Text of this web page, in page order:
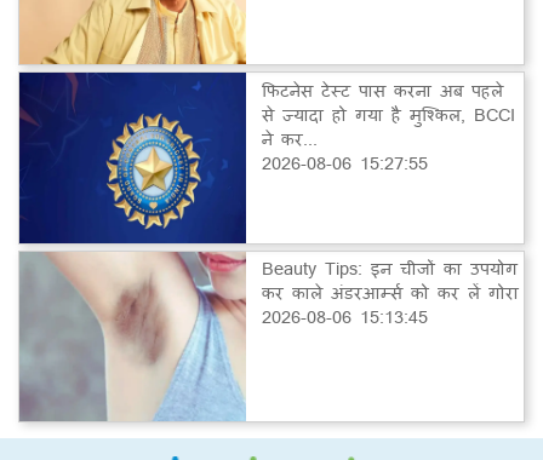
फिटनेस टेस्ट पास करना अब पहले
से ज्यादा हो गया है मुश्किल, BCCI
ने कर...
2026-08-06 15:27:55
Beauty Tips: इन चीजों का उपयोग
कर काले अंडरआर्म्स को कर लें गोरा
2026-08-06 15:13:45